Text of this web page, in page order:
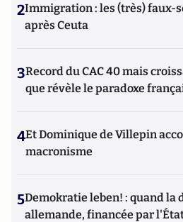
2Immigration : les (très) faux-
après Ceuta
3Record du CAC 40 mais
que révèle le paradoxe
4Et Dominique de Villepin
macronisme
5Demokratie leben! : quand la
allemande, financée par